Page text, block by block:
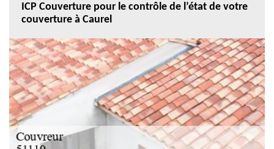
ICP Couverture pour le contrôle de l’état de votre
couverture à Caurel